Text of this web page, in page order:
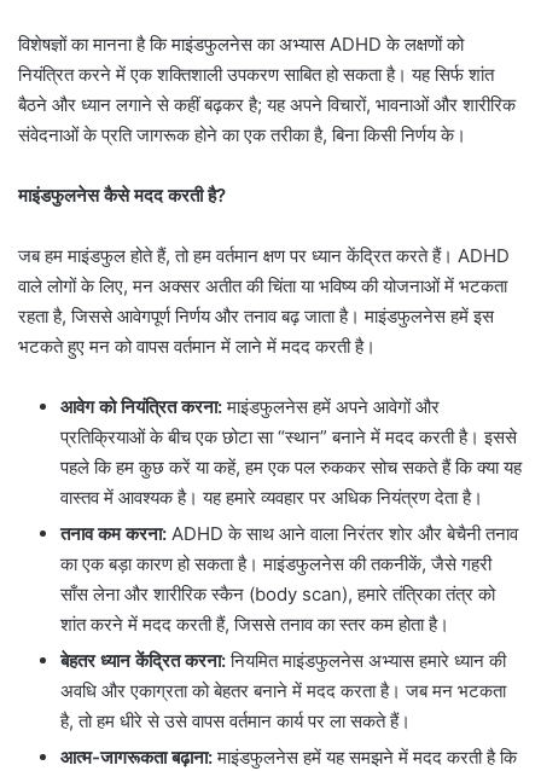
विशेषज्ञों का मानना है कि माइंडफुलनेस का अभ्यास ADHD के लक्षणों को
नियंत्रित करने में एक शक्तिशाली उपकरण साबित हो सकता है। यह सिर्फ शांत
बैठने और ध्यान लगाने से कहीं बढ़कर है; यह अपने विचारों, भावनाओं और शारीरिक
संवेदनाओं के प्रति जागरूक होने का एक तरीका है, बिना किसी निर्णय के।
माइंडफुलनेस कैसे मदद करती है?
जब हम माइंडफुल होते हैं, तो हम वर्तमान क्षण पर ध्यान केंद्रित करते हैं। ADHD
वाले लोगों के लिए, मन अक्सर अतीत की चिंता या भविष्य की योजनाओं में भटकता
रहता है, जिससे आवेगपूर्ण निर्णय और तनाव बढ़ जाता है। माइंडफुलनेस हमें इस
भटकते हुए मन को वापस वर्तमान में लाने में मदद करती है।
आवेग को नियंत्रित करना:माइंडफुलनेस हमें अपने आवेगों और
प्रतिक्रियाओं के बीच एक छोटा सा “स्थान” बनाने में मदद करती है। इससे
पहले कि हम कुछ करें या कहें, हम एक पल रुककर सोच सकते हैं कि क्या यह
वास्तव में आवश्यक है। यह हमारे व्यवहार पर अधिक नियंत्रण देता है।
तनाव कम करना: ADHD के साथ आने वाला निरंतर शोर और बेचैनी तनाव
का एक बड़ा कारण हो सकता है। माइंडफुलनेस की तकनीकें, जैसे गहरी
साँस लेना और शारीरिक स्कैन (body scan), हमारे तंत्रिका तंत्र को
शांत करने में मदद करती हैं, जिससे तनाव का स्तर कम होता है।
बेहतर ध्यान केंद्रित करना:नियमित माइंडफुलनेस अभ्यास हमारे ध्यान की
अवधि और एकाग्रता को बेहतर बनाने में मदद करता है। जब मन भटकता
है, तो हम धीरे से उसे वापस वर्तमान कार्य पर ला सकते हैं।
आत्म-जागरूकता बढ़ाना:माइंडफुलनेस हमें यह समझने में मदद करती है कि